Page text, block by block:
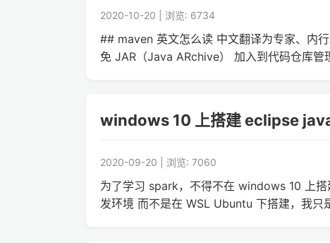
2020-10-20 | 浏览: 6734
## maven 英文怎么读 中文翻译为专家、内
免 JAR（Java ARchive） 加入到代码仓库
windows 10 上搭建 eclipse
2020-09-20 | 浏览: 7060
为了学习 spark，不得不在 windows 10 上
发环境 而不是在 WSL Ubuntu 下搭建，我